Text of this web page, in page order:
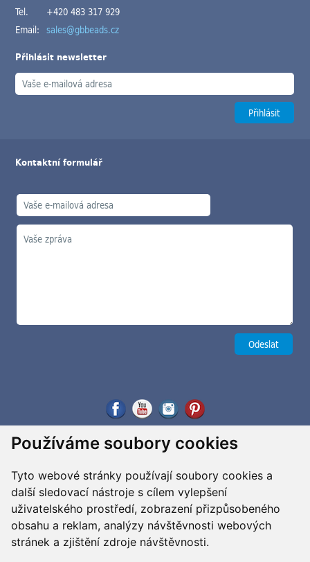
Používáme soubory cookies
Tyto webové stránky používají soubory cookies a
další sledovací nástroje s cílem vylepšení
uživatelského prostředí, zobrazení přizpůsobeného
obsahu a reklam, analýzy návštěvnosti webových
stránek a zjištění zdroje návštěvnosti.
Tel.
+420 483 317 929
Email: sales@gbbeads.cz
Přihlásit newsletter
Kontaktní formulář